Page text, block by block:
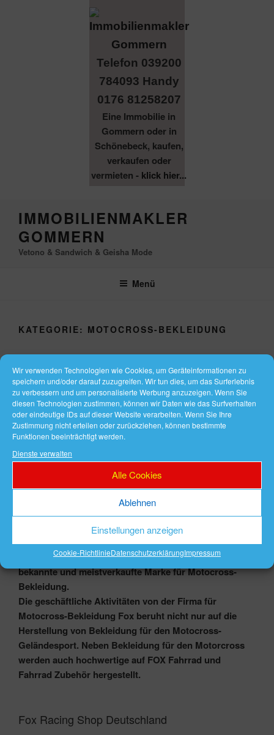
Wir verwenden Technologien wie Cookies, um Geräteinformationen zu
speichern und/oder darauf zuzugreifen. Wir tun dies, um das Surferlebnis
zu verbessern und um personalisierte Werbung anzuzeigen. Wenn Sie
diesen Technologien zustimmen, können wir Daten wie das Surfverhalten
oder eindeutige IDs auf dieser Website verarbeiten. Wenn Sie Ihre
Zustimmung nicht erteilen oder zurückziehen, können bestimmte
Funktionen beeinträchtigt werden.
Dienste verwalten
Alle Cookies
Ablehnen
Einstellungen anzeigen
Cookie-RichtlinieDatenschutzerklärungImpressum
Telefon 039200
784093 Handy
0176 81258207
Eine Immobilie in
Gommern oder in
Schönebeck, kaufen,
verkaufen oder
vermieten - klick hier...
Inhalt
springen
IMMOBILIENMAKLER
GOMMERN
Vetono & Sandwich & Geisha Mode
Menü
KATEGORIE: MOTOCROSS-BEKLEIDUNG
AM
Fox Motocross-Bekleidung
Fox Motocross-Bekleidung
Fox Racing Shop Deutschland
Im Shop finden Sie Motocross-Bekleidung oder ein
Motocross-Bekleidung
Die Fox Motocross-Bekleidung ist heute die weltweit
bekannte und meistverkaufte Marke für Motocross-
Bekleidung.
Die geschäftliche Aktivitäten von der Firma für
Motocross-Bekleidung Fox beruht nicht nur auf die
Herstellung von Bekleidung für den Motocross-
Geländesport. Neben Bekleidung für den Motorcross
werden auch hochwertige auf FOX Fahrrad und
Fahrrad Zubehör hergestellt.
Fox Racing Shop Deutschland